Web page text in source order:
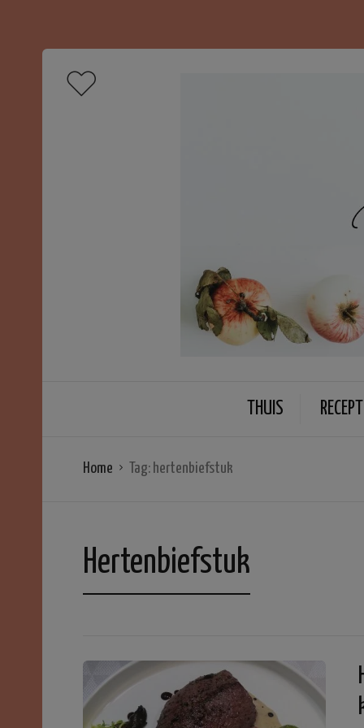
THUIS
Home Tag: hertenbiefstuk
Hertenbiefstuk